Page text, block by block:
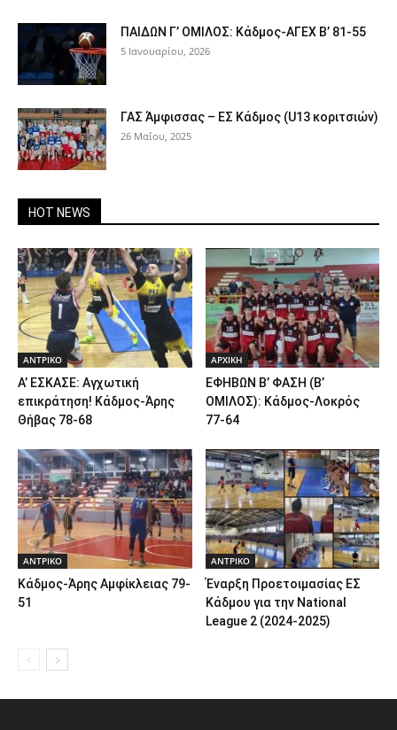
ΠΑΙΔΩΝ Γ’ ΟΜΙΛΟΣ: Κάδμος-ΑΓΕΧ Β’ 81-55
5 Ιανουαρίου, 2026
ΓΑΣ Άμφισσας – ΕΣ Κάδμος (U13 κοριτσιών)
26 Μαΐου, 2025
HOT NEWS
ΑΝTΡΙΚΟ
Α’ ΕΣΚΑΣΕ: Αγχωτική
επικράτηση! Κάδμος-Άρης
Θήβας 78-68
ΑΡΧΙΚΗ
ΕΦΗΒΩΝ Β’ ΦΑΣΗ (Β’
ΟΜΙΛΟΣ): Κάδμος-Λοκρός
77-64
ΑΝTΡΙΚΟ
Κάδμος-Άρης Αμφίκλειας 79-
51
ΑΝTΡΙΚΟ
Έναρξη Προετοιμασίας ΕΣ
Κάδμου για την National
League 2 (2024-2025)